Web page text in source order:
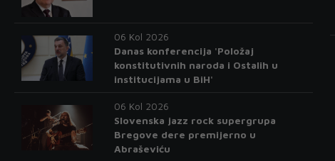
06 Kol 2026
Danas konferencija 'Položaj
konstitutivnih naroda i Ostalih u
institucijama u BiH'
06 Kol 2026
Slovenska jazz rock supergrupa
Bregove dere premijerno u
Abraševiću